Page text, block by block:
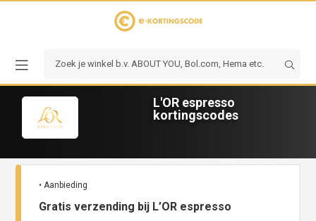
L'OR espresso
kortingscodes
• Aanbieding
Gratis verzending bij L’OR espresso